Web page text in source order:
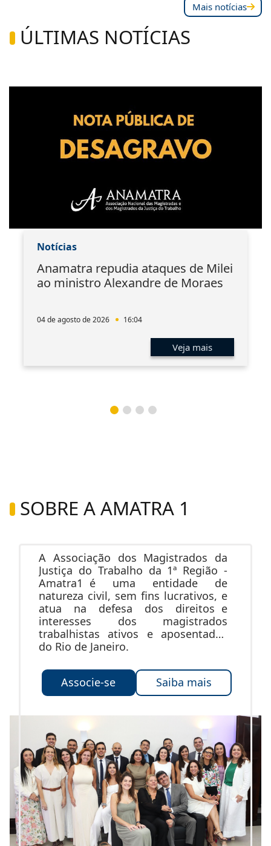
Mais notícias
ÚLTIMAS NOTÍCIAS
Notícias
Anamatra repudia ataques de Milei
ao ministro Alexandre de Moraes
04 de agosto de 2026 16:04
Veja mais
SOBRE A AMATRA 1
A Associação dos Magistrados da
Justiça do Trabalho da 1ª Região -
Amatra1 é uma entidade de
natureza civil, sem fins lucrativos, e
atua na defesa dos direitos e
interesses dos magistrados
trabalhistas ativos e aposentados
do Rio de Janeiro.
Associe-se Saiba mais